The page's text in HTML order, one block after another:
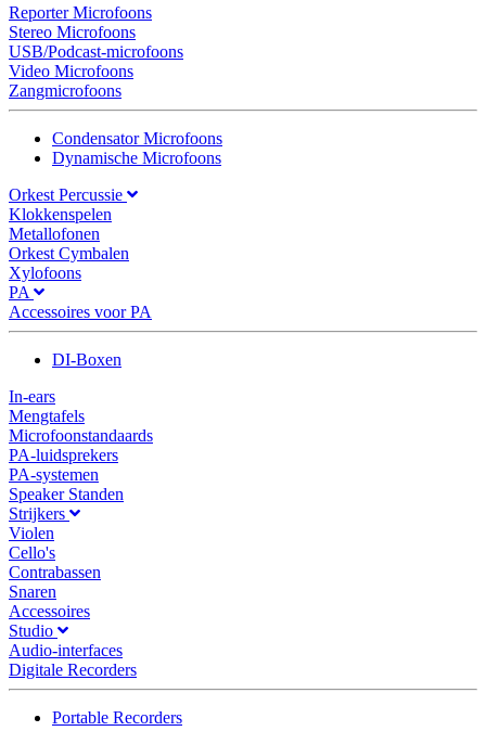
Reporter Microfoons
Stereo Microfoons
USB/Podcast-microfoons
Video Microfoons
Zangmicrofoons
Condensator Microfoons
Dynamische Microfoons
Orkest Percussie
Klokkenspelen
Metallofonen
Orkest Cymbalen
Xylofoons
PA
Accessoires voor PA
DI-Boxen
In-ears
Mengtafels
Microfoonstandaards
PA-luidsprekers
PA-systemen
Speaker Standen
Strijkers
Violen
Cello's
Contrabassen
Snaren
Accessoires
Studio
Audio-interfaces
Digitale Recorders
Portable Recorders